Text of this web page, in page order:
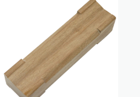
アルファベット順
新着順
価格が安い順
価格が高い順